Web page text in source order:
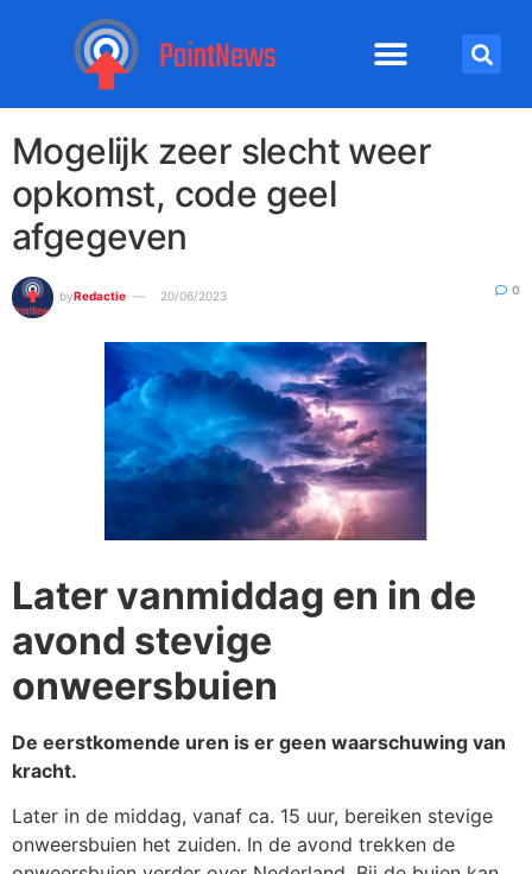
Mogelijk zeer slecht weer
opkomst, code geel
afgegeven
byRedactie 20/06/2023 0
Later vanmiddag en in de
avond stevige
onweersbuien
De eerstkomende uren is er geen waarschuwing van
kracht.
Later in de middag, vanaf ca. 15 uur, bereiken stevige
onweersbuien het zuiden. In de avond trekken de